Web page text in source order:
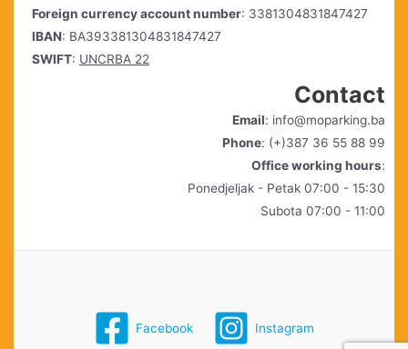
Foreign currency account number: 3381304831847427
IBAN: BA393381304831847427
SWIFT: UNCRBA 22
Contact
Email: info@moparking.ba
Phone: (+)387 36 55 88 99
Office working hours:
Ponedjeljak - Petak 07:00 - 15:30
Subota 07:00 - 11:00
Facebook Instagram